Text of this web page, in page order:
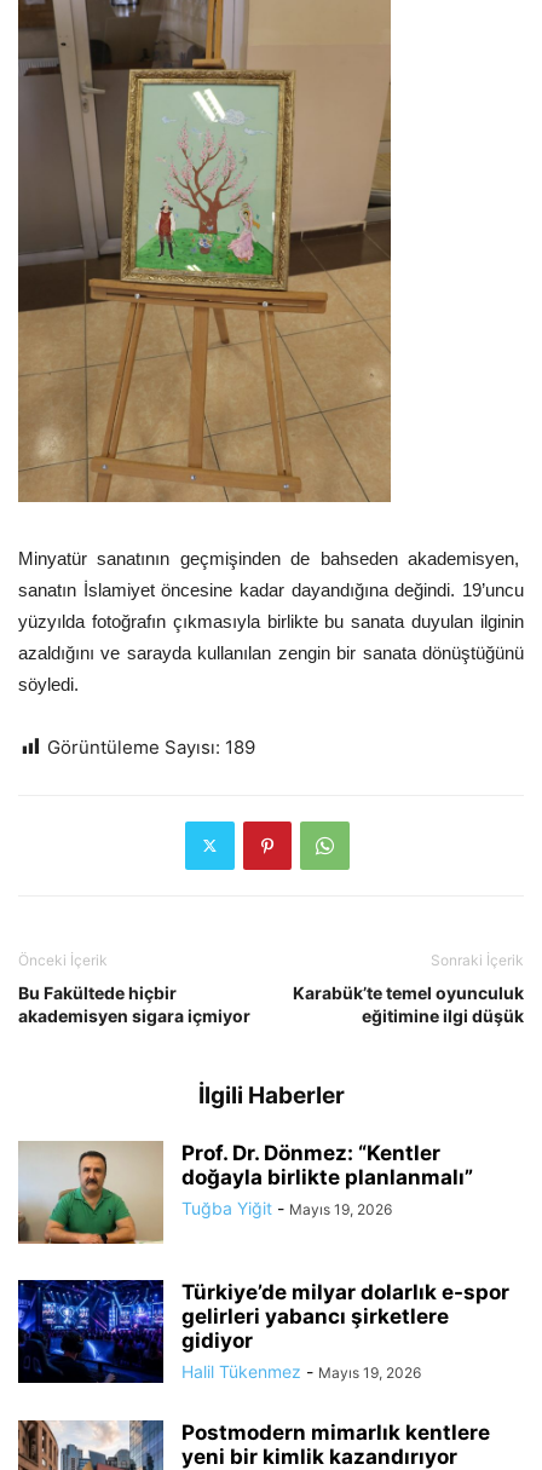
Minyatür sanatının geçmişinden de bahseden akademisyen,
sanatın İslamiyet öncesine kadar dayandığına değindi. 19’uncu
yüzyılda fotoğrafın çıkmasıyla birlikte bu sanata duyulan ilginin
azaldığını ve sarayda kullanılan zengin bir sanata dönüştüğünü
söyledi.
Görüntüleme Sayısı: 189
Önceki İçerik
Bu Fakültede hiçbir
akademisyen sigara içmiyor
Sonraki İçerik
Karabük’te temel oyunculuk
eğitimine ilgi düşük
İlgili Haberler
Prof. Dr. Dönmez: “Kentler
doğayla birlikte planlanmalı”
Tuğba Yiğit - Mayıs 19, 2026
Türkiye’de milyar dolarlık e-spor
gelirleri yabancı şirketlere
gidiyor
Halil Tükenmez - Mayıs 19, 2026
Postmodern mimarlık kentlere
yeni bir kimlik kazandırıyor